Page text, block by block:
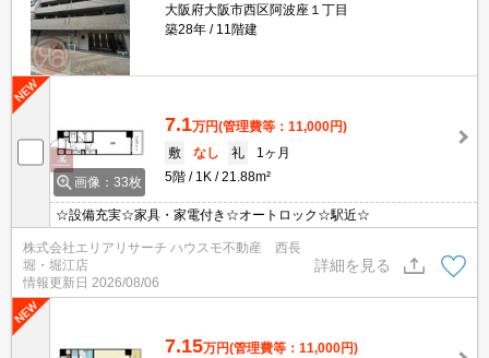
大阪府大阪市西区阿波座１丁目
築28年
11階建
画像：33枚
7.1万円(管理費等：11,000円)
敷
なし 礼
1ヶ月
5階
1K 21.88m²
☆設備充実☆家具・家電付き☆オートロック☆駅近☆
株式会社エリアリサーチ ハウスモ不動産 西長
堀・堀江店
情報更新日 2026/08/06
詳細を見る
7.15万円(管理費等：11,000円)